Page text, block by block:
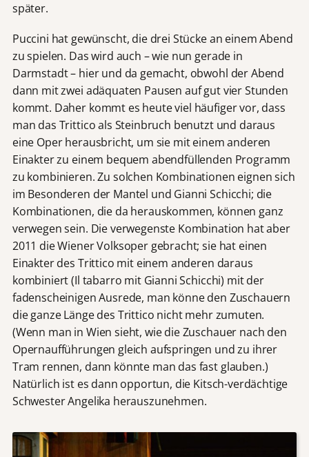
später.
Puccini hat gewünscht, die drei Stücke an einem Abend
zu spielen. Das wird auch – wie nun gerade in
Darmstadt – hier und da gemacht, obwohl der Abend
dann mit zwei adäquaten Pausen auf gut vier Stunden
kommt. Daher kommt es heute viel häufiger vor, dass
man das Trittico als Steinbruch benutzt und daraus
eine Oper herausbricht, um sie mit einem anderen
Einakter zu einem bequem abendfüllenden Programm
zu kombinieren. Zu solchen Kombinationen eignen sich
im Besonderen der Mantel und Gianni Schicchi; die
Kombinationen, die da herauskommen, können ganz
verwegen sein. Die verwegenste Kombination hat aber
2011 die Wiener Volksoper gebracht; sie hat einen
Einakter des Trittico mit einem anderen daraus
kombiniert (Il tabarro mit Gianni Schicchi) mit der
fadenscheinigen Ausrede, man könne den Zuschauern
die ganze Länge des Trittico nicht mehr zumuten.
(Wenn man in Wien sieht, wie die Zuschauer nach den
Opernaufführungen gleich aufspringen und zu ihrer
Tram rennen, dann könnte man das fast glauben.)
Natürlich ist es dann opportun, die Kitsch-verdächtige
Schwester Angelika herauszunehmen.